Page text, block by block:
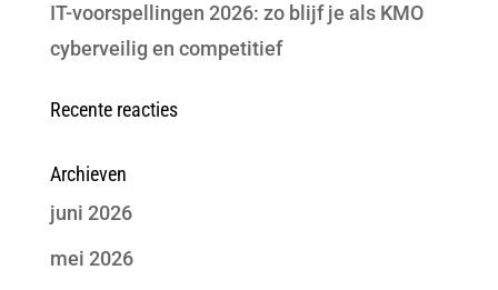
IT-voorspellingen 2026: zo blijf je als KMO
cyberveilig en competitief
Recente reacties
Archieven
juni 2026
mei 2026